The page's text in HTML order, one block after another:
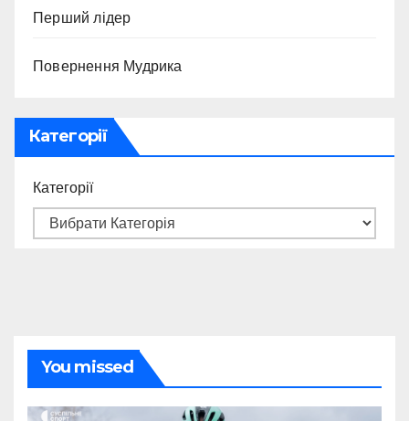
Перший лідер
Повернення Мудрика
Категорії
Категорії
You missed